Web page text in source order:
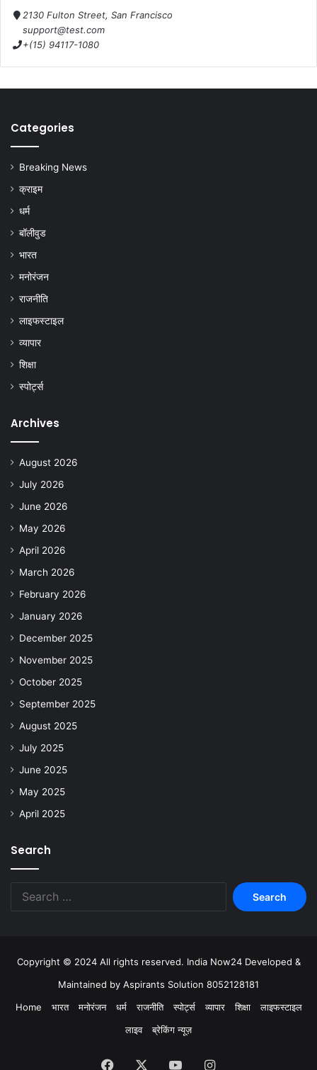
2130 Fulton Street, San Francisco
support@test.com
+(15) 94117-1080
Categories
Breaking News
क्राइम
धर्म
बॉलीवुड
भारत
मनोरंजन
राजनीति
लाइफस्टाइल
व्यापार
शिक्षा
स्पोर्ट्स
Archives
August 2026
July 2026
June 2026
May 2026
April 2026
March 2026
February 2026
January 2026
December 2025
November 2025
October 2025
September 2025
August 2025
July 2025
June 2025
May 2025
April 2025
Search
Copyright © 2024 All rights reserved. India Now24 Developed &
Maintained by Aspirants Solution 8052128181
Home
भारत मनोरंजन धर्म राजनीति स्पोर्ट्स व्यापार शिक्षा
लाइफस्टाइल
लाइव
ब्रेकिंग न्यूज़